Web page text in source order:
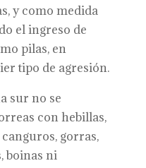
y como medida
el ingreso de
pilas, en
tipo de agresión.
sur no se
con hebillas,
gorras,
boinas ni